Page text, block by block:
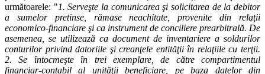
următoarele: "1. Serveşte la comunicarea şi solicitarea de la debitor
a sumelor pretinse, rămase neachitate, provenite din relaţii
economico-financiare şi ca instrument de conciliere prearbitrală. De
asemenea, se utilizează ca document de inventariere a soldurilor
conturilor privind datoriile şi creanţele entităţii în relaţiile cu terţii.
2. Se întocmeşte în trei exemplare, de către compartimentul
financiar-contabil al unităţii beneficiare, pe baza datelor din